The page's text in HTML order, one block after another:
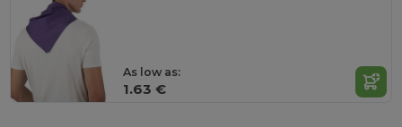
As low as:
1.63 €